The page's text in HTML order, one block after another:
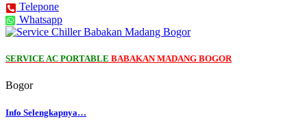
Telepone
Whatsapp
SERVICE AC PORTABLE BABAKAN MADANG BOGOR
Bogor
Info Selengkapnya…